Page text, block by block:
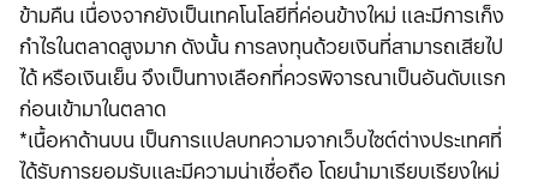
ข้ามคืน เนื่องจากยังเป็นเทคโนโลยีที่ค่อนข้างใหม่ และมีการเก็ง
กำไรในตลาดสูงมาก ดังนั้น การลงทุนด้วยเงินที่สามารถเสียไป
ได้ หรือเงินเย็น จึงเป็นทางเลือกที่ควรพิจารณาเป็นอันดับแรก
ก่อนเข้ามาในตลาด
*เนื้อหาด้านบน เป็นการแปลบทความจากเว็บไซต์ต่างประเทศที่
ได้รับการยอมรับและมีความน่าเชื่อถือ โดยนำมาเรียบเรียงใหม่